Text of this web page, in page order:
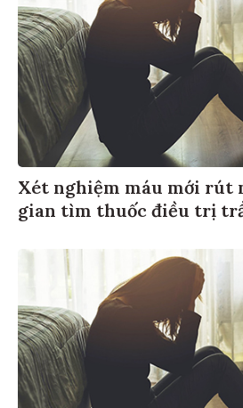
Xét nghiệm máu mới rút
gian tìm thuốc điều trị